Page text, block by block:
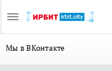
Мы в ВКонтакте